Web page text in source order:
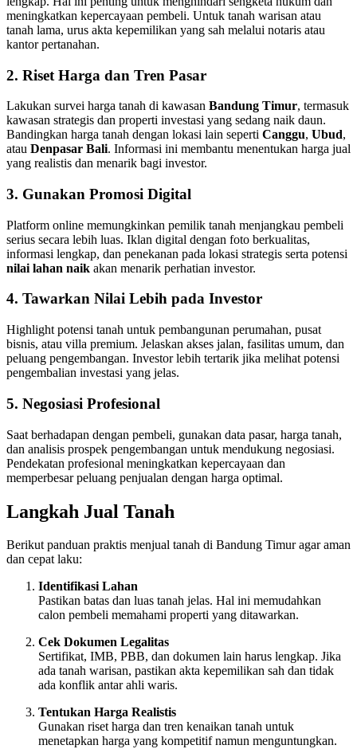
meningkatkan kepercayaan pembeli. Untuk tanah warisan atau
tanah lama, urus akta kepemilikan yang sah melalui notaris atau
kantor pertanahan.
2. Riset Harga dan Tren Pasar
Lakukan survei harga tanah di kawasan Bandung Timur, termasuk
kawasan strategis dan properti investasi yang sedang naik daun.
Bandingkan harga tanah dengan lokasi lain seperti Canggu, Ubud,
atau Denpasar Bali. Informasi ini membantu menentukan harga jual
yang realistis dan menarik bagi investor.
3. Gunakan Promosi Digital
Platform online memungkinkan pemilik tanah menjangkau pembeli
serius secara lebih luas. Iklan digital dengan foto berkualitas,
informasi lengkap, dan penekanan pada lokasi strategis serta potensi
nilai lahan naik akan menarik perhatian investor.
4. Tawarkan Nilai Lebih pada Investor
Highlight potensi tanah untuk pembangunan perumahan, pusat
bisnis, atau villa premium. Jelaskan akses jalan, fasilitas umum, dan
peluang pengembangan. Investor lebih tertarik jika melihat potensi
pengembalian investasi yang jelas.
5. Negosiasi Profesional
Saat berhadapan dengan pembeli, gunakan data pasar, harga tanah,
dan analisis prospek pengembangan untuk mendukung negosiasi.
Pendekatan profesional meningkatkan kepercayaan dan
memperbesar peluang penjualan dengan harga optimal.
Langkah Jual Tanah
Berikut panduan praktis menjual tanah di Bandung Timur agar aman
dan cepat laku:
Identifikasi Lahan
Pastikan batas dan luas tanah jelas. Hal ini memudahkan
calon pembeli memahami properti yang ditawarkan.
Cek Dokumen Legalitas
Sertifikat, IMB, PBB, dan dokumen lain harus lengkap. Jika
ada tanah warisan, pastikan akta kepemilikan sah dan tidak
ada konflik antar ahli waris.
Tentukan Harga Realistis
Gunakan riset harga dan tren kenaikan tanah untuk
menetapkan harga yang kompetitif namun menguntungkan.